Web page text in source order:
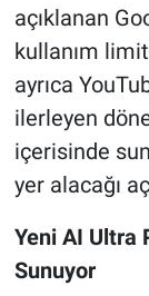
açıklanan
kullanım
ayrıca
ilerleyen
içerisinde
yer alacağı
Yeni AI Ultra
Sunuyor